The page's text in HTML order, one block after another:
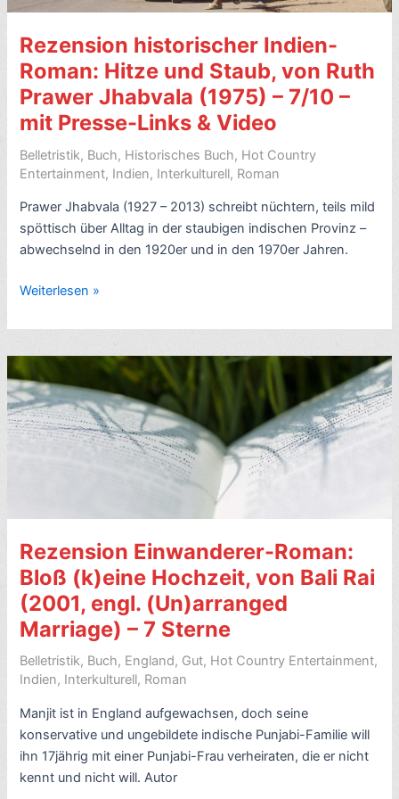
Rezension historischer Indien-
Roman: Hitze und Staub, von Ruth
Prawer Jhabvala (1975) – 7/10 –
mit Presse-Links & Video
Belletristik, Buch, Historisches Buch, Hot Country
Entertainment, Indien, Interkulturell, Roman
Prawer Jhabvala (1927 – 2013) schreibt nüchtern, teils mild
spöttisch über Alltag in der staubigen indischen Provinz –
abwechselnd in den 1920er und in den 1970er Jahren.
Rezension
Indien-
Roman:
Hitze
und
Staub,
von
–
7/10
–
mit
Presse-
Links
&
Weiterlesen »
Rezension Einwanderer-Roman:
Bloß (k)eine Hochzeit, von Bali Rai
(2001, engl. (Un)arranged
Marriage) – 7 Sterne
Belletristik, Buch, England, Gut, Hot Country Entertainment,
Indien, Interkulturell, Roman
Manjit ist in England aufgewachsen, doch seine
konservative und ungebildete indische Punjabi-Familie will
ihn 17jährig mit einer Punjabi-Frau verheiraten, die er nicht
kennt und nicht will. Autor